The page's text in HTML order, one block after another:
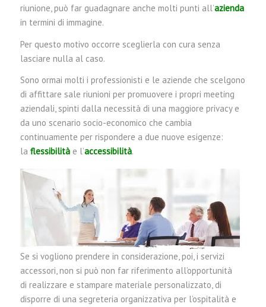
riunione, può far guadagnare anche molti punti all’azienda
in termini di immagine.
Per questo motivo occorre sceglierla con cura senza
lasciare nulla al caso.
Sono ormai molti i professionisti e le aziende che scelgono
di affittare sale riunioni per promuovere i propri meeting
aziendali, spinti dalla necessità di una maggiore privacy e
da uno scenario socio-economico che cambia
continuamente per rispondere a due nuove esigenze:
la flessibilitàe l’accessibilità.
Se si vogliono prendere in considerazione, poi, i servizi
accessori, non si può non far riferimento all’opportunità
di realizzare e stampare materiale personalizzato, di
disporre di una segreteria organizzativa per l’ospitalità e